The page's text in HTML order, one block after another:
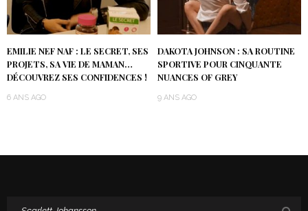
EMILIE NEF NAF : LE SECRET, SES
PROJETS, SA VIE DE MAMAN…
DÉCOUVREZ SES CONFIDENCES !
6 ANS AGO
DAKOTA JOHNSON : SA ROUTINE
SPORTIVE POUR CINQUANTE
NUANCES OF GREY
9 ANS AGO